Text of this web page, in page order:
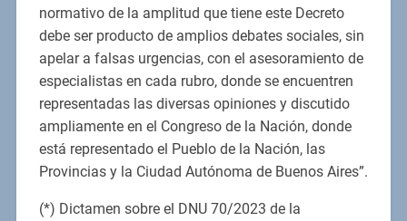
normativo de la amplitud que tiene este Decreto
debe ser producto de amplios debates sociales, sin
apelar a falsas urgencias, con el asesoramiento de
especialistas en cada rubro, donde se encuentren
representadas las diversas opiniones y discutido
ampliamente en el Congreso de la Nación, donde
está representado el Pueblo de la Nación, las
Provincias y la Ciudad Autónoma de Buenos Aires”.
(*) Dictamen sobre el DNU 70/2023 de la